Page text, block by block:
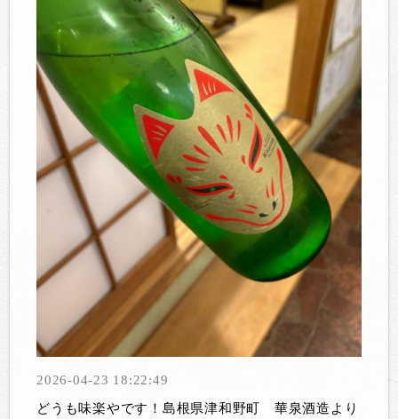
2026-04-23 18:22:49
どうも味楽やです！島根県津和野町 華泉酒造より